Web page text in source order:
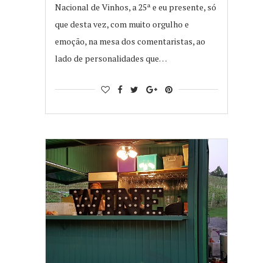
Nacional de Vinhos, a 25ª e eu presente, só
que desta vez, com muito orgulho e
emoção, na mesa dos comentaristas, ao
lado de personalidades que…